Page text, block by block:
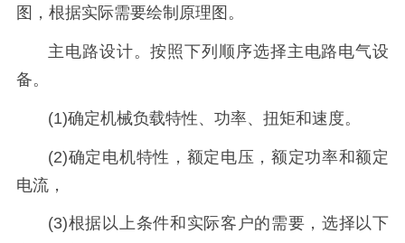
图，根据实际需要绘制原理图。
主电路设计。按照下列顺序选择主电路电气设
备。
(1)确定机械负载特性、功率、扭矩和速度。
(2)确定电机特性，额定电压，额定功率和额定
电流，
(3)根据以上条件和实际客户的需要，选择以下